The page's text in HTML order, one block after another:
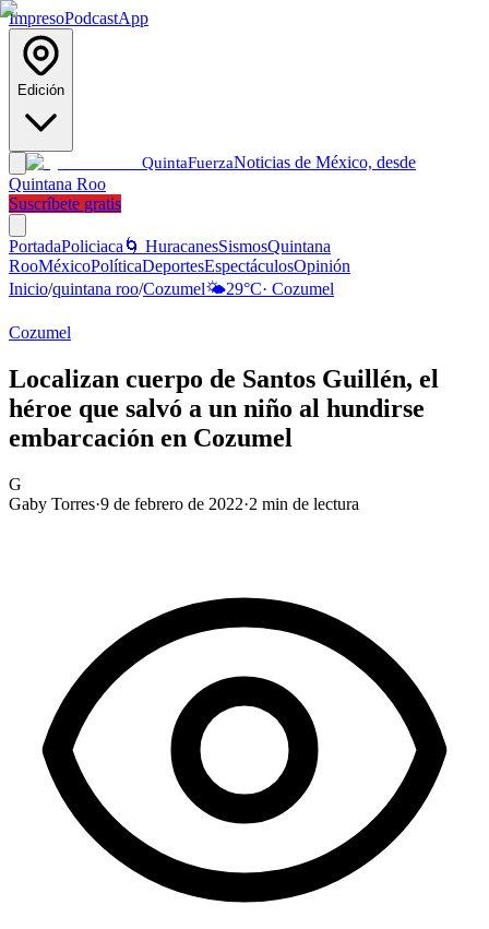
ImpresoPodcastApp
Edición
QuintaFuerzaNoticias de México, desde
Quintana Roo
Suscríbete gratis
PortadaPoliciaca 🌀 HuracanesSismosQuintana
RooMéxicoPolíticaDeportesEspectáculosOpinión
Inicio/quintana roo/Cozumel🌤️29°C· Cozumel
Cozumel
Localizan cuerpo de Santos Guillén, el
héroe que salvó a un niño al hundirse
embarcación en Cozumel
G
Gaby Torres·9 de febrero de 2022·2 min de lectura